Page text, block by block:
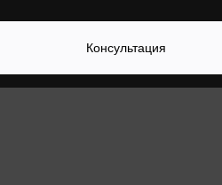
Консультация